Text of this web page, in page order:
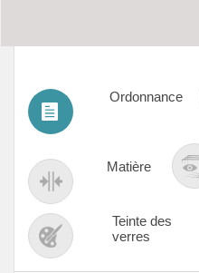
Ordonnance
Matière
Teinte des
verres